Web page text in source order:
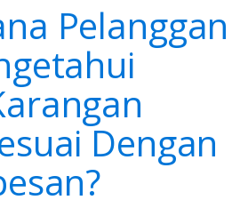
Pelanggan
Dengan